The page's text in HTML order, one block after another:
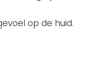
op de huid.